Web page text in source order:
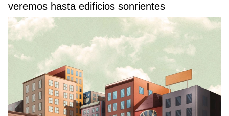
veremos hasta edificios sonrientes